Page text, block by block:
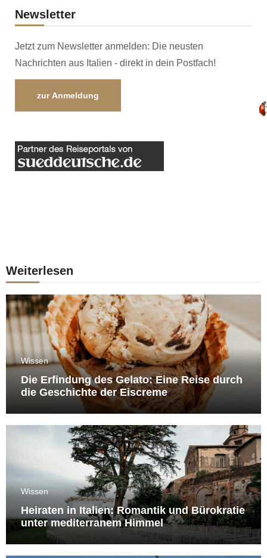
Newsletter
Jetzt zum Newsletter anmelden: Die neusten
Nachrichten aus Italien - direkt in dein Postfach!
zur Anmeldung
Weiterlesen
Wissen
Die Erfindung des Gelato: Eine Reise durch
die Geschichte der Eiscreme
Wissen
Heiraten in Italien: Romantik und Bürokratie
unter mediterranem Himmel